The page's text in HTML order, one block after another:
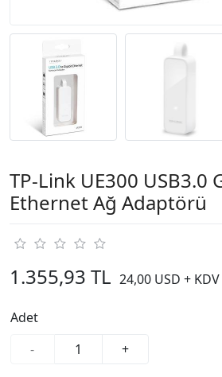
TP-Link UE300 USB3.0
Ethernet Ağ Adaptörü
1.355,93 TL 24,00 USD + KDV
Adet
-
+